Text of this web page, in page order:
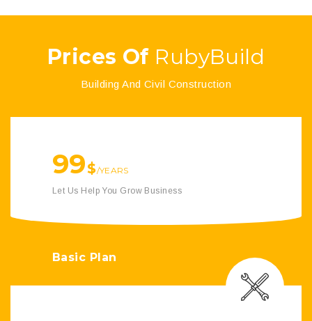
Prices Of RubyBuild
Building And Civil Construction
99
$/YEARS
Let Us Help You Grow Business
Basic Plan